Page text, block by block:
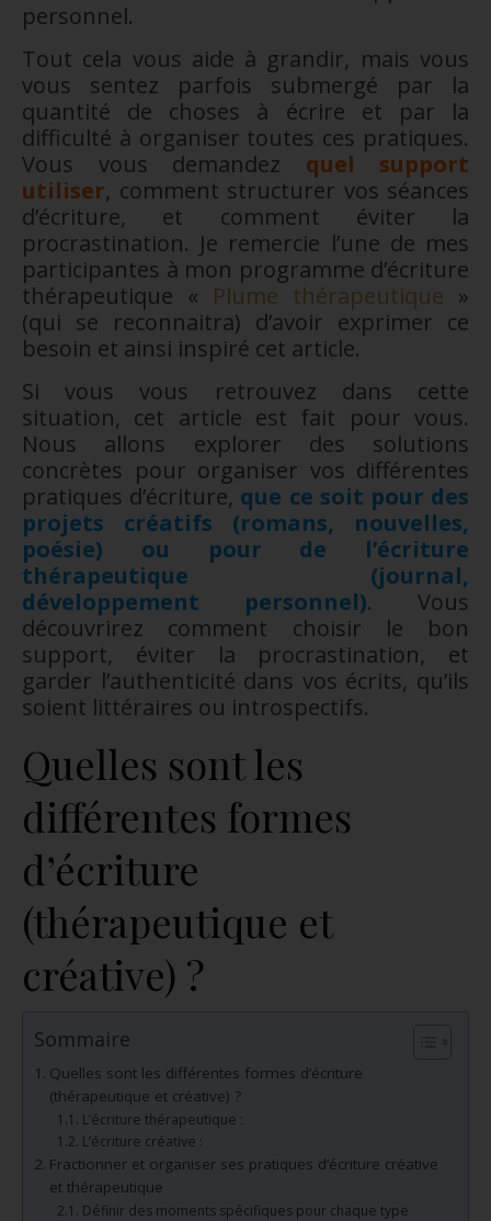
personnel.
Tout cela vous aide à grandir, mais vous
vous sentez parfois submergé par la
quantité de choses à écrire et par la
difficulté à organiser toutes ces pratiques.
Vous vous demandez quel support
utiliser, comment structurer vos séances
d’écriture, et comment éviter la
procrastination. Je remercie l’une de mes
participantes à mon programme d’écriture
thérapeutique « Plume thérapeutique »
(qui se reconnaitra) d’avoir exprimer ce
besoin et ainsi inspiré cet article.
Si vous vous retrouvez dans cette
situation, cet article est fait pour vous.
Nous allons explorer des solutions
concrètes pour organiser vos différentes
pratiques d’écriture, que ce soit pour des
projets créatifs (romans, nouvelles,
poésie) ou pour de l’écriture
thérapeutique (journal,
développement personnel). Vous
découvrirez comment choisir le bon
support, éviter la procrastination, et
garder l’authenticité dans vos écrits, qu’ils
soient littéraires ou introspectifs.
Quelles sont les
différentes formes
d’écriture
(thérapeutique et
créative) ?
Sommaire
Quelles sont les différentes formes d’écriture
(thérapeutique et créative) ?
L’écriture thérapeutique :
L’écriture créative :
Fractionner et organiser ses pratiques d’écriture créative
et thérapeutique
Définir des moments spécifiques pour chaque type